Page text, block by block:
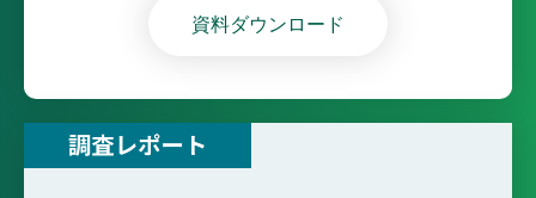
資料ダウンロード